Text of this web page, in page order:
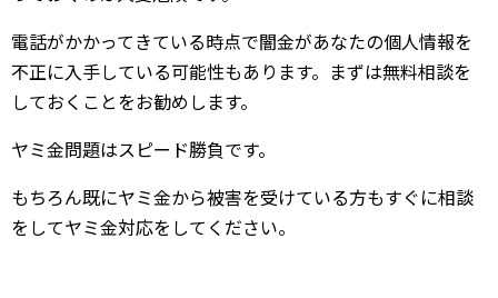
電話がかかってきている時点で闇金があなたの個人情報を
不正に入手している可能性もあります。まずは無料相談を
しておくことをお勧めします。
ヤミ金問題はスピード勝負です。
もちろん既にヤミ金から被害を受けている方もすぐに相談
をしてヤミ金対応をしてください。